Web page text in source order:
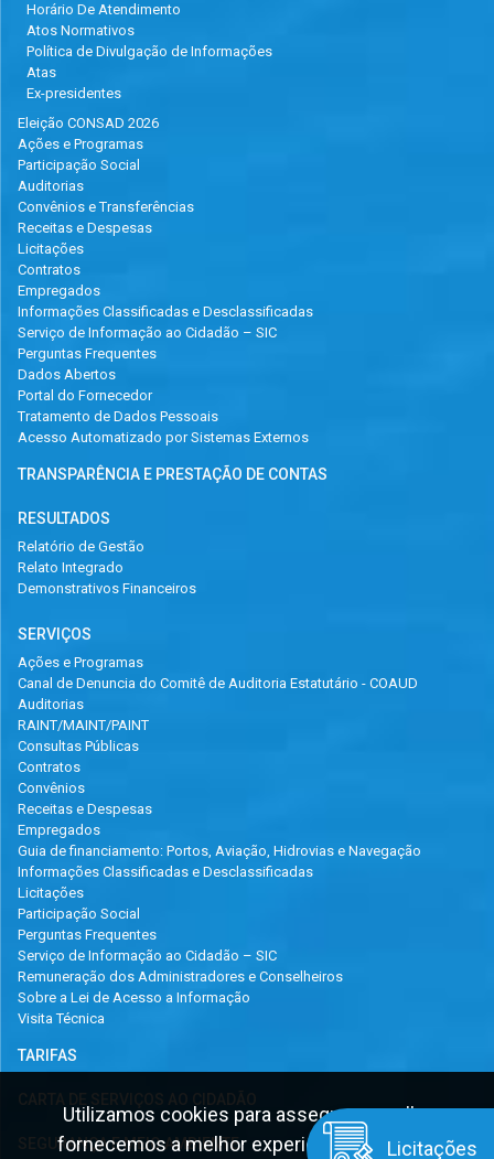
Licitações
Horário De Atendimento
Atos Normativos
Política de Divulgação de Informações
Atas
Ex-presidentes
Eleição CONSAD 2026
Ações e Programas
Participação Social
Auditorias
Convênios e Transferências
Receitas e Despesas
Licitações
Contratos
Empregados
Informações Classificadas e Desclassificadas
Serviço de Informação ao Cidadão – SIC
Perguntas Frequentes
Dados Abertos
Portal do Fornecedor
Tratamento de Dados Pessoais
Acesso Automatizado por Sistemas Externos
TRANSPARÊNCIA E PRESTAÇÃO DE CONTAS
RESULTADOS
Relatório de Gestão
Relato Integrado
Demonstrativos Financeiros
SERVIÇOS
Ações e Programas
Canal de Denuncia do Comitê de Auditoria Estatutário - COAUD
Auditorias
RAINT/MAINT/PAINT
Consultas Públicas
Contratos
Convênios
Receitas e Despesas
Empregados
Guia de financiamento: Portos, Aviação, Hidrovias e Navegação
Informações Classificadas e Desclassificadas
Licitações
Participação Social
Perguntas Frequentes
Serviço de Informação ao Cidadão – SIC
Remuneração dos Administradores e Conselheiros
Sobre a Lei de Acesso a Informação
Visita Técnica
TARIFAS
CARTA DE SERVIÇOS AO CIDADÃO
SEGURANÇA E MEIO AMBIENTE
Utilizamos cookies para assegurar que lhe
fornecemos a melhor experiência na nossa